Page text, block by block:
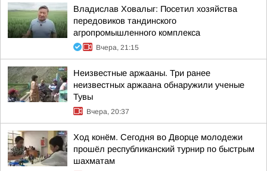
Владислав Ховалыг: Посетил хозяйства
передовиков тандинского
агропромышленного комплекса
Вчера, 21:15
Неизвестные аржааны. Три ранее
неизвестных аржаана обнаружили ученые
Тувы
Вчера, 20:37
Ход конём. Сегодня во Дворце молодежи
прошёл республиканский турнир по быстрым
шахматам